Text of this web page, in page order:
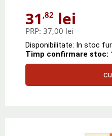
31 ,82 lei
PRP: 37,00 lei
Disponibilitate: In stoc
Timp confirmare stoc: